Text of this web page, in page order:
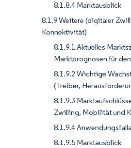
8.1.8.4 Marktausblick
8.1.9 Weitere (digitaler
Konnektivität)
8.1.9.1 Aktuelles
Marktprognosen für
8.1.9.2 Wichtige
(Treiber,
8.1.9.3
Zwilling, Mobilität und
8.1.9.4
8.1.9.5 Marktausblick